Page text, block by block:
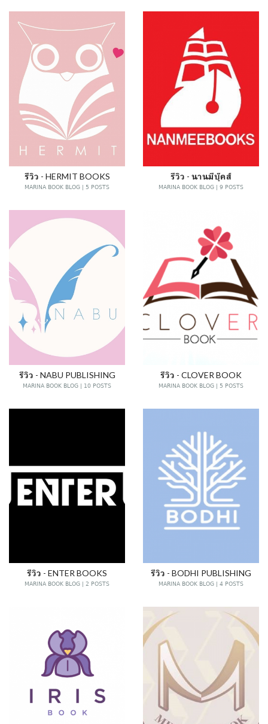
รีวิว - HERMIT BOOKS
MARINA BOOK BLOG | 5 POSTS
รีวิว - นานมีบุ๊คส์
MARINA BOOK BLOG | 9 POSTS
รีวิว - NABU PUBLISHING
MARINA BOOK BLOG | 10 POSTS
รีวิว - CLOVER BOOK
MARINA BOOK BLOG | 5 POSTS
รีวิว - ENTER BOOKS
MARINA BOOK BLOG | 2 POSTS
รีวิว - BODHI PUBLISHING
MARINA BOOK BLOG | 4 POSTS